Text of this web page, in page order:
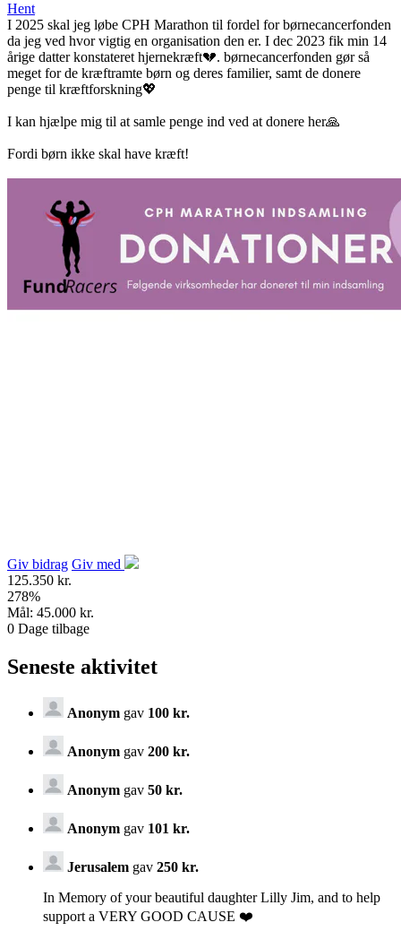
Hent
I 2025 skal jeg løbe CPH Marathon til fordel for børnecancerfonden
da jeg ved hvor vigtig en organisation den er. I dec 2023 fik min 14
årige datter konstateret hjernekræft💔. børnecancerfonden gør så
meget for de kræftramte børn og deres familier, samt de donere
penge til kræftforskning💖
I kan hjælpe mig til at samle penge ind ved at donere her🙏
Fordi børn ikke skal have kræft!
Giv bidrag Giv med
125.350 kr.
278%
Mål: 45.000 kr.
0 Dage tilbage
Seneste aktivitet
Anonym gav 100 kr.
Anonym gav 200 kr.
Anonym gav 50 kr.
Anonym gav 101 kr.
Jerusalem gav 250 kr.
In Memory of your beautiful daughter Lilly Jim, and to help
support a VERY GOOD CAUSE ❤️